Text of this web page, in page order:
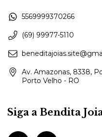
5569999370266
(69) 99977-5110
Av. Amazonas, 8338,
Porto Velho - RO
Siga a Bendita